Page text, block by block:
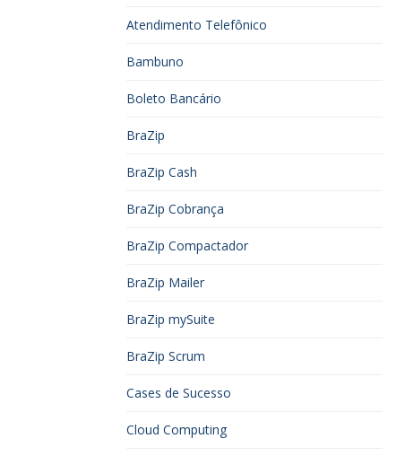
Atendimento Telefônico
Bambuno
Boleto Bancário
BraZip
BraZip Cash
BraZip Cobrança
BraZip Compactador
BraZip Mailer
BraZip mySuite
BraZip Scrum
Cases de Sucesso
Cloud Computing